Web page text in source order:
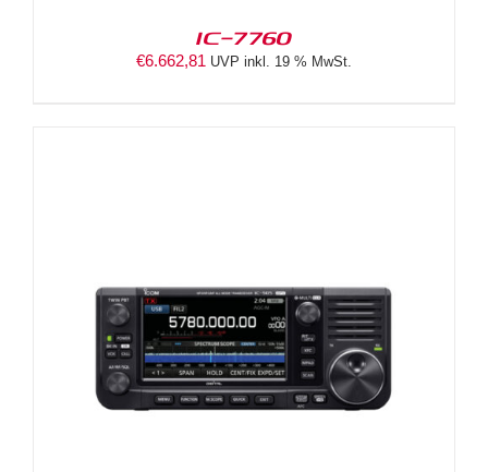
IC-7760
€6.662,81 UVP inkl. 19 % MwSt.